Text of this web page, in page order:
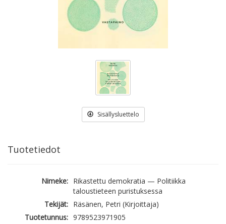
Sisällysluettelo
Tuotetiedot
Nimeke: Rikastettu demokratia — Politiikka
taloustieteen puristuksessa
Tekijät: Räsänen, Petri (Kirjoittaja)
Tuotetunnus: 9789523971905